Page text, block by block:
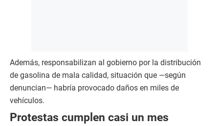
Además, responsabilizan al gobierno por la distribución
de gasolina de mala calidad, situación que —según
denuncian— habría provocado daños en miles de
vehículos.
Protestas cumplen casi un mes